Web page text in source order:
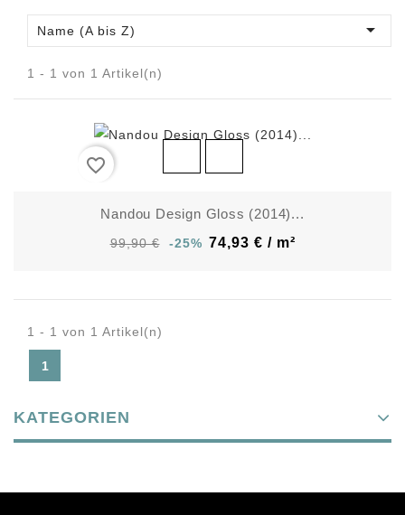
Name (A bis Z) 
1 - 1 von 1 Artikel(n)
favorite_border
Nandou Design Gloss (2014)...
99,90 € -25% 74,93 € / m²
1 - 1 von 1 Artikel(n)
1
KATEGORIEN